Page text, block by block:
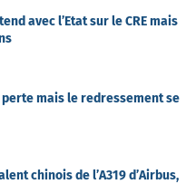
avec l’Etat sur le CRE mais
mais le redressement se
chinois de l’A319 d’Airbus,